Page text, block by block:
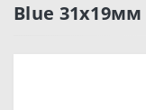
Blue 31х19мм